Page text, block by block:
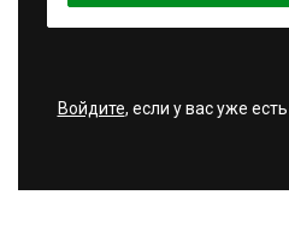
Войдите, если у вас уже